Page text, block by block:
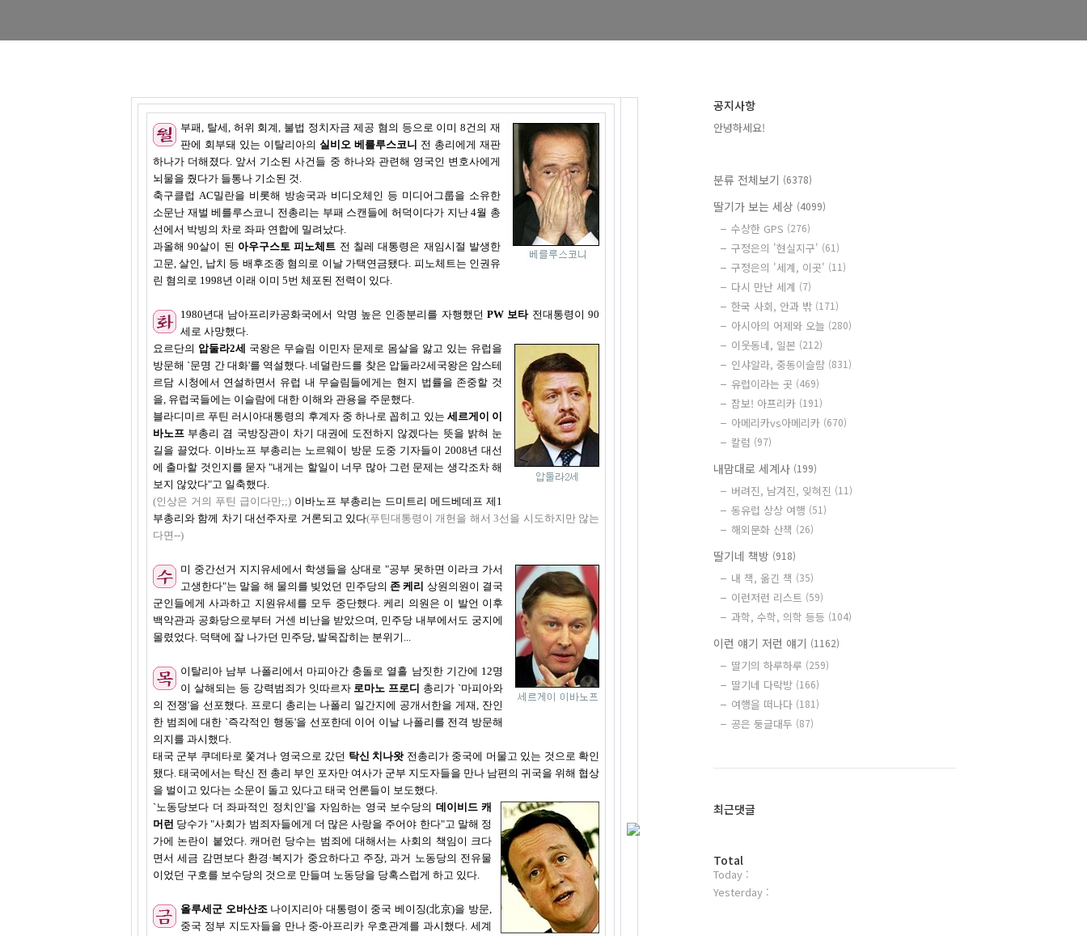
부패, 탈세, 허위 회계, 불법 정치자금 제공 혐의 등으로 이미 8건의 재
판에 회부돼 있는 이탈리아의 실비오 베를루스코니 전 총리에게 재판
하나가 더해졌다. 앞서 기소된 사건들 중 하나와 관련해 영국인 변호사에게
뇌물을 줬다가 들통나 기소된 것.
축구클럽 AC밀란을 비롯해 방송국과 비디오체인 등 미디어그룹을 소유한
소문난 재벌 베를루스코니 전총리는 부패 스캔들에 허덕이다가 지난 4월 총
선에서 박빙의 차로 좌파 연합에 밀려났다.
과올해 90살이 된 아우구스토 피노체트 전 칠레 대통령은 재임시절 발생한
고문, 살인, 납치 등 배후조종 혐의로 이날 가택연금됐다. 피노체트는 인권유
린 혐의로 1998년 이래 이미 5번 체포된 전력이 있다.
1980년대 남아프리카공화국에서 악명 높은 인종분리를 자행했던 PW 보타전대통령이 90
세로 사망했다.
요르단의 압둘라2세 국왕은 무슬림 이민자 문제로 몸살을 앓고 있는 유럽을
방문해 `문명 간 대화'를 역설했다. 네덜란드를 찾은 압둘라2세국왕은 암스테
르담 시청에서 연설하면서 유럽 내 무슬림들에게는 현지 법률을 존중할 것
을, 유럽국들에는 이슬람에 대한 이해와 관용을 주문했다.
블라디미르 푸틴 러시아대통령의 후계자 중 하나로 꼽히고 있는 세르게이 이
바노프 부총리 겸 국방장관이 차기 대권에 도전하지 않겠다는 뜻을 밝혀 눈
길을 끌었다. 이바노프 부총리는 노르웨이 방문 도중 기자들이 2008년 대선
에 출마할 것인지를 묻자 "내게는 할일이 너무 많아 그런 문제는 생각조차 해
보지 않았다"고 일축했다.
(인상은 거의 푸틴 급이다만;;) 이바노프 부총리는 드미트리 메드베데프 제1
부총리와 함께 차기 대선주자로 거론되고 있다(푸틴대통령이 개헌을 해서 3선을 시도하지만 않는
다면--)
미 중간선거 지지유세에서 학생들을 상대로 "공부 못하면 이라크 가서
고생한다"는 말을 해 물의를 빚었던 민주당의 존 케리 상원의원이 결국
군인들에게 사과하고 지원유세를 모두 중단했다. 케리 의원은 이 발언 이후
백악관과 공화당으로부터 거센 비난을 받았으며, 민주당 내부에서도 궁지에
몰렸었다. 덕택에 잘 나가던 민주당, 발목잡히는 분위기...
이탈리아 남부 나폴리에서 마피아간 충돌로 열흘 남짓한 기간에 12명
이 살해되는 등 강력범죄가 잇따르자 로마노 프로디 총리가 `마피아와
의 전쟁'을 선포했다. 프로디 총리는 나폴리 일간지에 공개서한을 게재, 잔인
한 범죄에 대한 `즉각적인 행동'을 선포한데 이어 이날 나폴리를 전격 방문해
의지를 과시했다.
태국 군부 쿠데타로 쫓겨나 영국으로 갔던 탁신 치나왓전총리가 중국에 머물고 있는 것으로 확인
됐다. 태국에서는 탁신 전 총리 부인 포자만 여사가 군부 지도자들을 만나 남편의 귀국을 위해 협상
을 벌이고 있다는 소문이 돌고 있다고 태국 언론들이 보도했다.
`노동당보다 더 좌파적인 정치인'을 자임하는 영국 보수당의 데이비드 캐
머런 당수가 "사회가 범죄자들에게 더 많은 사랑을 주어야 한다"고 말해 정
가에 논란이 붙었다. 캐머런 당수는 범죄에 대해서는 사회의 책임이 크다
면서 세금 감면보다 환경·복지가 중요하다고 주장, 과거 노동당의 전유물
이었던 구호를 보수당의 것으로 만들며 노동당을 당혹스럽게 하고 있다.
올루세군 오바산조나이지리아 대통령이 중국 베이징(北京)을 방문,
중국 정부 지도자들을 만나 중-아프리카 우호관계를 과시했다. 세계
공지사항
안녕하세요!
분류 전체보기 (6378)
딸기가 보는 세상 (4099)
수상한 GPS (276)
구정은의 '현실지구' (61)
구정은의 '세계, 이곳' (11)
다시 만난 세계 (7)
한국 사회, 안과 밖 (171)
아시아의 어제와 오늘 (280)
이웃동네, 일본 (212)
인샤알라, 중동이슬람 (831)
유럽이라는 곳 (469)
잠보! 아프리카 (191)
아메리카vs아메리카 (670)
칼럼 (97)
내맘대로 세계사 (199)
버려진, 남겨진, 잊혀진 (11)
동유럽 상상 여행 (51)
해외문화 산책 (26)
딸기네 책방 (918)
내 책, 옮긴 책 (35)
이런저런 리스트 (59)
과학, 수학, 의학 등등 (104)
이런 얘기 저런 얘기 (1162)
딸기의 하루하루 (259)
딸기네 다락방 (166)
여행을 떠나다 (181)
공은 둥글대두 (87)
최근댓글
방
문
자
Total
Today :
Yesterday :